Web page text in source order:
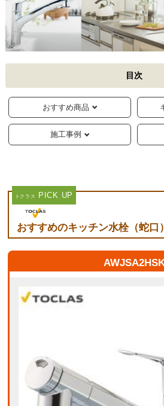
目次
おすすめ商品
施工事例
トクラス PICK UP
おすすめのキッチン水栓（蛇口）